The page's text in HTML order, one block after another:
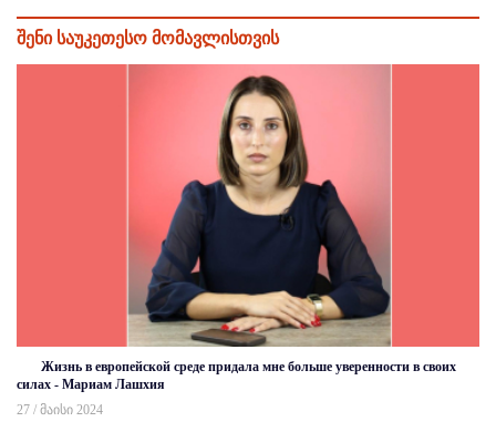
შენი საუკეთესო მომავლისთვის
Жизнь в европейской среде придала мне больше уверенности в своих
силах - Мариам Лашхия
27 / მაისი 2024